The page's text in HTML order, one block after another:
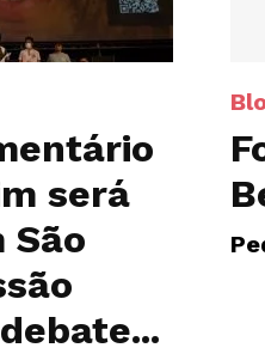
será
São